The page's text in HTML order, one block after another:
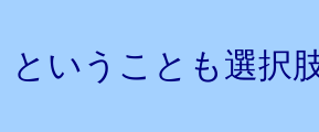
ということも選択